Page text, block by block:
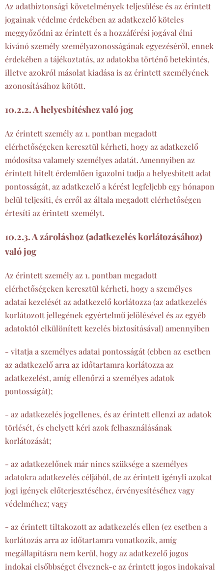
Az adatbiztonsági követelmények teljesülése és az érintett
jogainak védelme érdekében az adatkezelő köteles
meggyőződni az érintett és a hozzáférési jogával élni
kívánó személy személyazonosságának egyezéséről, ennek
érdekében a tájékoztatás, az adatokba történő betekintés,
illetve azokról másolat kiadása is az érintett személyének
azonosításához kötött.
10.2.2. A helyesbítéshez való jog
Az érintett személy az 1. pontban megadott
elérhetőségeken keresztül kérheti, hogy az adatkezelő
módosítsa valamely személyes adatát. Amennyiben az
érintett hitelt érdemlően igazolni tudja a helyesbített adat
pontosságát, az adatkezelő a kérést legfeljebb egy hónapon
belül teljesíti, és erről az általa megadott elérhetőségen
értesíti az érintett személyt.
10.2.3. A zároláshoz (adatkezelés korlátozásához)
való jog
Az érintett személy az 1. pontban megadott
elérhetőségeken keresztül kérheti, hogy a személyes
adatai kezelését az adatkezelő korlátozza (az adatkezelés
korlátozott jellegének egyértelmű jelölésével és az egyéb
adatoktól elkülönített kezelés biztosításával) amennyiben
- vitatja a személyes adatai pontosságát (ebben az esetben
az adatkezelő arra az időtartamra korlátozza az
adatkezelést, amíg ellenőrzi a személyes adatok
pontosságát);
- az adatkezelés jogellenes, és az érintett ellenzi az adatok
törlését, és ehelyett kéri azok felhasználásának
korlátozását;
- az adatkezelőnek már nincs szüksége a személyes
adatokra adatkezelés céljából, de az érintett igényli azokat
jogi igények előterjesztéséhez, érvényesítéséhez vagy
védelméhez; vagy
- az érintett tiltakozott az adatkezelés ellen (ez esetben a
korlátozás arra az időtartamra vonatkozik, amíg
megállapításra nem kerül, hogy az adatkezelő jogos
indokai elsőbbséget élveznek-e az érintett jogos indokaival